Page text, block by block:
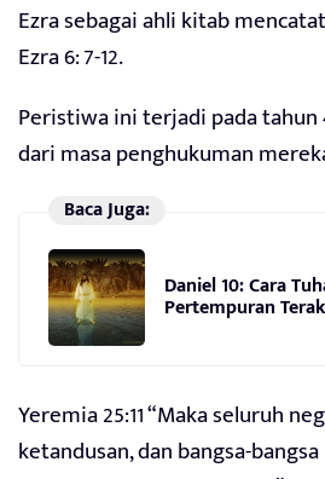
Ezra sebagai ahli kitab
Ezra 6: 7-12.
Peristiwa ini terjadi pada tahun
dari masa penghukuman
Baca Juga:
Daniel 10: Cara
Pertempuran
Yeremia 25:11 “Maka seluruh
ketandusan, dan bangsa-